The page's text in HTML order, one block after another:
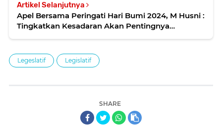
Artikel Selanjutnya
Apel Bersama Peringati Hari Bumi 2024, M Husni :
Tingkatkan Kesadaran Akan Pentingnya
Legeslatif Legislatif
SHARE